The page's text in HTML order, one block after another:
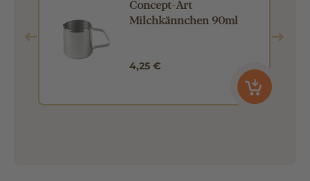
Concept-Art
Milchkännchen 90ml
4,25 €